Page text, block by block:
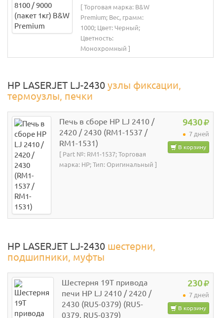
[ Торговая марка: B&W
Premium; Вес, грамм:
1000; Цвет: Черный;
Цветность:
Монохромный ]
HP LASERJET LJ-2430 узлы фиксации,
термоузлы, печки
Печь в сборе HP LJ 2410 /
2420 / 2430 (RM1-1537 /
RM1-1531)
[ Part №: RM1-1537; Торговая
марка: HP; Тип: Оригинальный ]
9430
7 дней
В корзину
HP LASERJET LJ-2430 шестерни,
подшипники, муфты
Шестерня 19T привода
печи HP LJ 2410 / 2420 /
2430 (RU5-0379) (RU5-
0379, RU5-0379)
230
7 дней
В корзину